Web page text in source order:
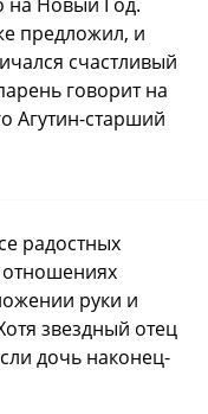
предложил, и
счастливый
говорит на
Агутин-старший
радостных
отношениях
руки и
звездный отец
дочь наконец-